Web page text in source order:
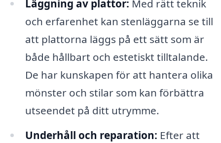
Läggning av plattor: Med rätt teknik
och erfarenhet kan stenläggarna se till
att plattorna läggs på ett sätt som är
både hållbart och estetiskt tilltalande.
De har kunskapen för att hantera olika
mönster och stilar som kan förbättra
utseendet på ditt utrymme.
Underhåll och reparation: Efter att